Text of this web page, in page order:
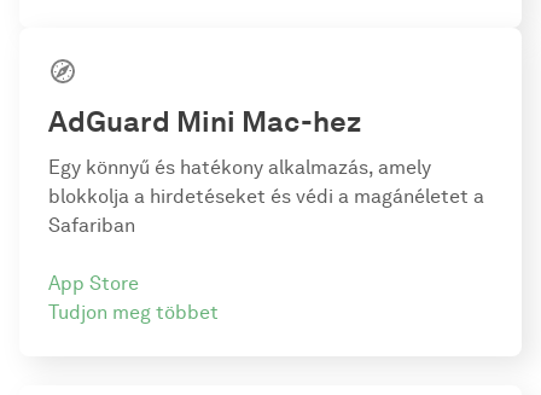
AdGuard Mini Mac-hez
Egy könnyű és hatékony alkalmazás, amely
blokkolja a hirdetéseket és védi a magánéletet a
Safariban
Tudjon meg többet
App Store